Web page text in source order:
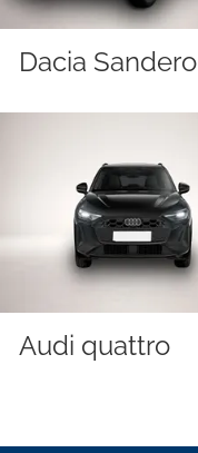
Dacia Sandero
Audi quattro